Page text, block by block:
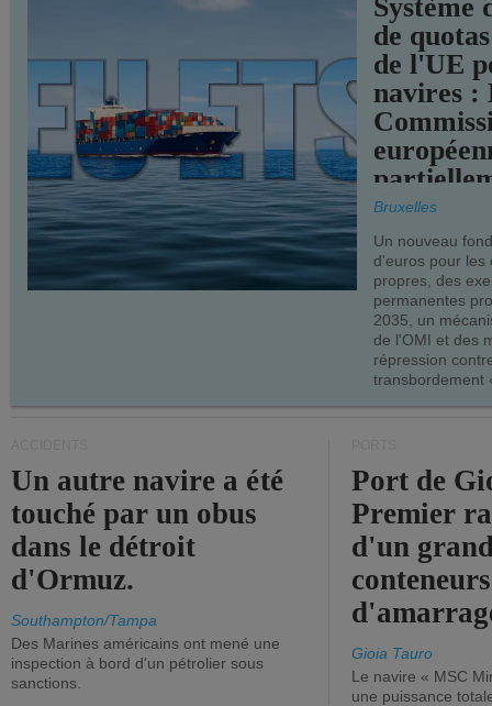
Système
de
de l'UE
navires :
Bruxelles
Un nouveau
d'euros pour les
propres, des
permanentes
2035, un
de l'OMI et des
répression
transbordement
Un autre navire a été
touché par un obus
dans le détroit
d'Ormuz.
Southampton/Tampa
Des Marines américains ont mené une
inspection à bord d'un pétrolier sous
sanctions.
Port de
Premier
d'un
Gioia Tauro
Le navire « MSC
une puissance